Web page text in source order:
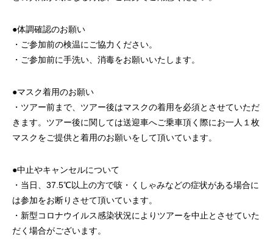
●体調確認のお願い
・ご参加前の検温にご協力ください。
・ご参加前に手洗い、消毒をお願いいたします。
●マスク着用のお願い
・ツアー前まで、ツアー後はマスクの着用を必須とさせていただ
きます。ツアー後に関しては送迎車へご乗車頂く際にお一人１枚
マスクをご提供と着用のお願いをして頂いています。
●中止やキャンセルについて
・当日、37.5℃以上の方で咳・くしゃみなどの症状がある場合に
は参加をお断りさせて頂いています。
・新型コロナウイルス感染状況によりツアーを中止とさせていた
だく場合がございます。